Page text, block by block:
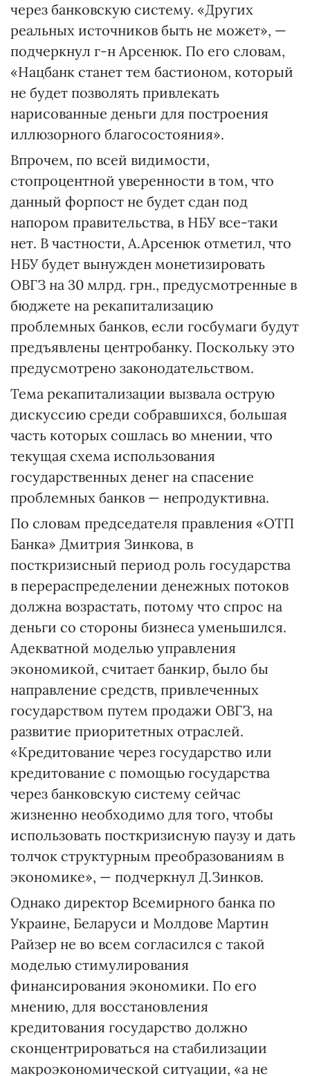
через банковскую систему. «Других
реальных источников быть не может», —
подчеркнул г-н Арсенюк. По его словам,
«Нацбанк станет тем бастионом, который
не будет позволять привлекать
нарисованные деньги для построения
иллюзорного благосостояния».
Впрочем, по всей видимости,
стопроцентной уверенности в том, что
данный форпост не будет сдан под
напором правительства, в НБУ все-таки
нет. В частности, А.Арсенюк отметил, что
НБУ будет вынужден монетизировать
ОВГЗ на 30 млрд. грн., предусмотренные в
бюджете на рекапитализацию
проблемных банков, если госбумаги будут
предъявлены центробанку. Поскольку это
предусмотрено законодательством.
Тема рекапитализации вызвала острую
дискуссию среди собравшихся, большая
часть которых сошлась во мнении, что
текущая схема использования
государственных денег на спасение
проблемных банков — непродуктивна.
По словам председателя правления «ОТП
Банка» Дмитрия Зинкова, в
посткризисный период роль государства
в перераспределении денежных потоков
должна возрастать, потому что спрос на
деньги со стороны бизнеса уменьшился.
Адекватной моделью управления
экономикой, считает банкир, было бы
направление средств, привлеченных
государством путем продажи ОВГЗ, на
развитие приоритетных отраслей.
«Кредитование через государство или
кредитование с помощью государства
через банковскую систему сейчас
жизненно необходимо для того, чтобы
использовать посткризисную паузу и дать
толчок структурным преобразованиям в
экономике», — подчеркнул Д.Зинков.
Однако директор Всемирного банка по
Украине, Беларуси и Молдове Мартин
Райзер не во всем согласился с такой
моделью стимулирования
финансирования экономики. По его
мнению, для восстановления
кредитования государство должно
сконцентрироваться на стабилизации
макроэкономической ситуации, «а не